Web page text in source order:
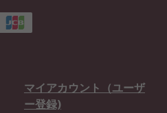
マイアカウント（ユーザ
ー登録)